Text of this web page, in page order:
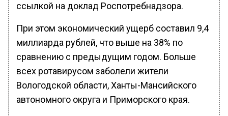
ссылкой на доклад Роспотребнадзора.
При этом экономический ущерб составил 9,4
миллиарда рублей, что выше на 38% по
сравнению с предыдущим годом. Больше
всех ротавирусом заболели жители
Вологодской области, Ханты-Мансийского
автономного округа и Приморского края.